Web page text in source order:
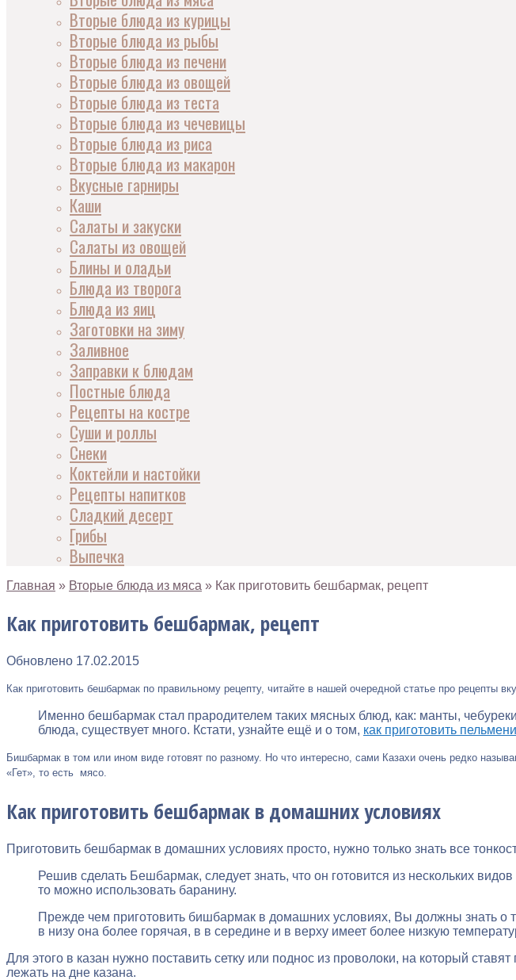
Вторые блюда из курицы
Вторые блюда из рыбы
Вторые блюда из печени
Вторые блюда из овощей
Вторые блюда из теста
Вторые блюда из чечевицы
Вторые блюда из риса
Вторые блюда из макарон
Вкусные гарниры
Каши
Салаты и закуски
Салаты из овощей
Блины и оладьи
Блюда из творога
Блюда из яиц
Заготовки на зиму
Заливное
Заправки к блюдам
Постные блюда
Рецепты на костре
Суши и роллы
Снеки
Коктейли и настойки
Рецепты напитков
Сладкий десерт
Грибы
Выпечка
Главная » Вторые блюда из мяса » Как приготовить бешбармак, рецепт
Как приготовить бешбармак, рецепт
Обновлено 17.02.2015
Как приготовить бешбармак по правильному рецепту, читайте в нашей очередной статье про рецепты
Именно бешбармак стал прародителем таких мясных блюд, как: манты,
блюда, существует много. Кстати, узнайте ещё и о том, как приготовить пельмени
Бишбармак в том или ином виде готовят по разному. Но что интересно, сами Казахи очень редко
«Гет», то есть мясо.
Как приготовить бешбармак в домашних условиях
Приготовить бешбармак в домашних условиях просто, нужно только знать все
Решив сделать Бешбармак, следует знать, что он готовится из нескольких
то можно использовать баранину.
Прежде чем приготовить бишбармак в домашних условиях, Вы должны знать о
в низу она более горячая, в в середине и в верху имеет более низкую
Для этого в казан нужно поставить сетку или поднос из проволоки, на который
лежать на дне казана.